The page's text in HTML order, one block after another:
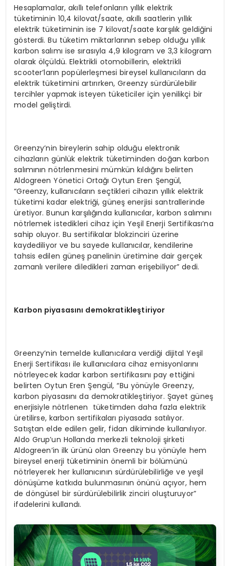
Hesaplamalar, akıllı telefonların yıllık elektrik
tüketiminin 10,4 kilovat/saate, akıllı saatlerin yıllık
elektrik tüketiminin ise 7 kilovat/saate karşılık geldiğini
gösterdi. Bu tüketim miktarlarının sebep olduğu yıllık
karbon salımı ise sırasıyla 4,9 kilogram ve 3,3 kilogram
olarak ölçüldü. Elektrikli otomobillerin, elektrikli
scooter’ların popülerleşmesi bireysel kullanıcıların da
elektrik tüketimini artırırken, Greenzy sürdürülebilir
tercihler yapmak isteyen tüketiciler için yenilikçi bir
model geliştirdi.
Greenzy’nin bireylerin sahip olduğu elektronik
cihazların günlük elektrik tüketiminden doğan karbon
salımının nötrlenmesini mümkün kıldığını belirten
Aldogreen Yönetici Ortağı Oytun Eren Şengül,
“Greenzy, kullanıcıların seçtikleri cihazın yıllık elektrik
tüketimi kadar elektriği, güneş enerjisi santrallerinde
üretiyor. Bunun karşılığında kullanıcılar, karbon salımını
nötrlemek istedikleri cihaz için Yeşil Enerji Sertifikası’na
sahip oluyor. Bu sertifikalar blokzinciri üzerine
kaydediliyor ve bu sayede kullanıcılar, kendilerine
tahsis edilen güneş panelinin üretimine dair gerçek
zamanlı verilere diledikleri zaman erişebiliyor” dedi.
Karbon piyasasını demokratikleştiriyor
Greenzy’nin temelde kullanıcılara verdiği dijital Yeşil
Enerji Sertifikası ile kullanıcılara cihaz emisyonlarını
nötrleyecek kadar karbon sertifikasını pay ettiğini
belirten Oytun Eren Şengül, “Bu yönüyle Greenzy,
karbon piyasasını da demokratikleştiriyor. Şayet güneş
enerjisiyle nötrlenen tüketimden daha fazla elektrik
üretilirse, karbon sertifikaları piyasada satılıyor.
Satıştan elde edilen gelir, fidan dikiminde kullanılıyor.
Aldo Grup’un Hollanda merkezli teknoloji şirketi
Aldogreen’in ilk ürünü olan Greenzy bu yönüyle hem
bireysel enerji tüketiminin önemli bir bölümünü
nötrleyerek her kullanıcının sürdürülebilirliğe ve yeşil
dönüşüme katkıda bulunmasının önünü açıyor, hem
de döngüsel bir sürdürülebilirlik zinciri oluşturuyor”
ifadelerini kullandı.